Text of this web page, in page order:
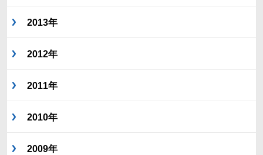
2013年
2012年
2011年
2010年
2009年